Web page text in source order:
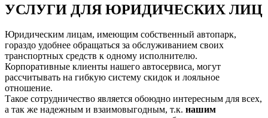
УСЛУГИ ДЛЯ ЮРИДИЧЕСКИХ ЛИЦ
Юридическим лицам, имеющим собственный автопарк,
гораздо удобнее обращаться за обслуживанием своих
транспортных средств к одному исполнителю.
Корпоративные клиенты нашего автосервиса, могут
рассчитывать на гибкую систему скидок и лояльное
отношение.
Такое сотрудничество является обоюдно интересным для всех,
а так же надежным и взаимовыгодным, т.к. нашим